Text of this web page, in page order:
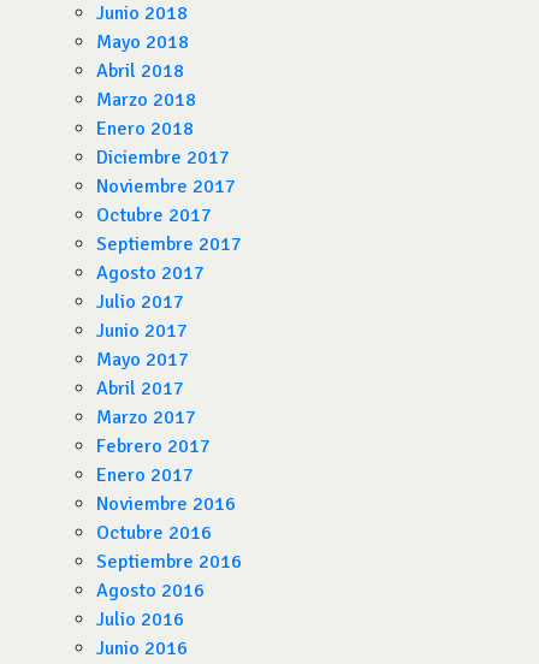
Junio 2018
Mayo 2018
Abril 2018
Marzo 2018
Enero 2018
Diciembre 2017
Noviembre 2017
Octubre 2017
Septiembre 2017
Agosto 2017
Julio 2017
Junio 2017
Mayo 2017
Abril 2017
Marzo 2017
Febrero 2017
Enero 2017
Noviembre 2016
Octubre 2016
Septiembre 2016
Agosto 2016
Julio 2016
Junio 2016